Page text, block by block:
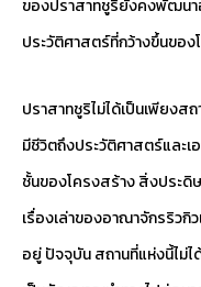
ของปราสาทชูริยังคงพัฒนา
ประวัติศาสตร์ที่กว้างขึ้นของ
ปราสาทชูริไม่ได้เป็นเพียงส
มีชีวิตถึงประวัติศาสตร์และ
ชั้นของโครงสร้าง สิ่งประ
เรื่องเล่าของอาณาจักรริวกิ
อยู่ ปัจจุบัน สถานที่แห่งนี้ไม่